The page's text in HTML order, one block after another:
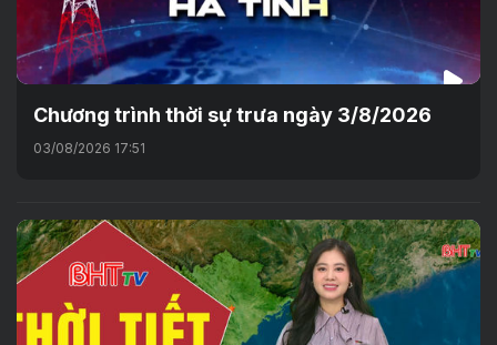
Chương trình thời sự trưa ngày 3/8/2026
03/08/2026 17:51